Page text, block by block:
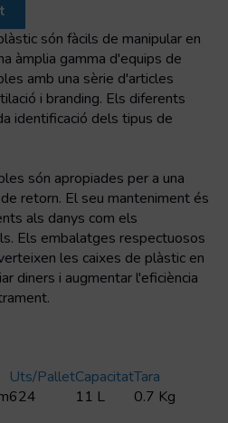
són fàcils de manipular en
àmplia gamma d'equips de
amb una sèrie d'articles
i branding. Els diferents
identificació dels tipus de
són apropiades per a una
retorn. El seu manteniment és
als danys com els
Els embalatges respectuosos
les caixes de plàstic en
diners i augmentar l'eficiència
Uts/pallet
624
Capacitat
11 L
Tara
0.7 Kg